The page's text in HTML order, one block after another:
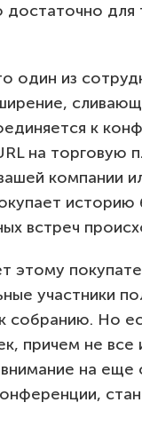
достаточно для
один из
к
на
компании
историю
встреч
этому
участники
собранию. Но
причем не
на еще